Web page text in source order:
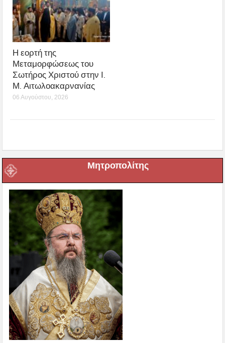
Η εορτή της
Μεταμορφώσεως του
Σωτήρος Χριστού στην Ι.
Μ. Αιτωλοακαρνανίας
06 Αυγούστου, 2026
Μητροπολίτης